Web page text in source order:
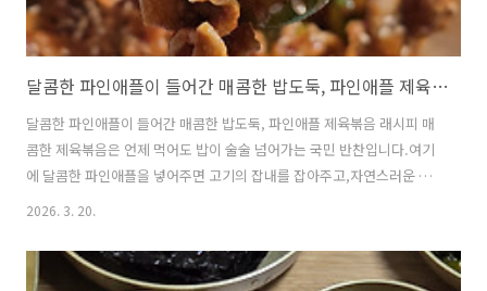
달콤한 파인애플이 들어간 매콤한 밥도둑, 파인애플 제육볶음 레시피
달콤한 파인애플이 들어간 매콤한 밥도둑, 파인애플 제육볶음 래시피 매
콤한 제육볶음은 언제 먹어도 밥이 술술 넘어가는 국민 반찬입니다.여기
에 달콤한 파인애플을 넣어주면 고기의 잡내를 잡아주고,자연스러운 단
맛이 더해져 한층 풍부한 맛을 즐길 수 있습니다.파인애플 속 **브로멜라
어 돼지고기 요리와 특히 잘 어울립니다.오늘은 집에서도 간단하게 만들
수 있는달콤하고 매콤한 파인애플 제육볶음 레시피를 소개합니다. ※파
2026. 3. 20.